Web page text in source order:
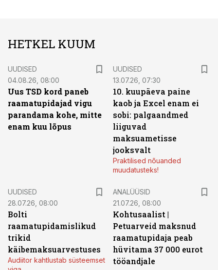
HETKEL KUUM
UUDISED
04.08.26, 08:00
Uus TSD kord paneb
raamatupidajad vigu
parandama kohe, mitte
enam kuu lõpus
UUDISED
13.07.26, 07:30
10. kuupäeva paine
kaob ja Excel enam ei
sobi: palgaandmed
liiguvad
maksuametisse
jooksvalt
Praktilised nõuanded
muudatusteks!
UUDISED
28.07.26, 08:00
Bolti
raamatupidamislikud
trikid
käibemaksuarvestuses
Audiitor kahtlustab süsteemset
ANALÜÜSID
21.07.26, 08:00
Kohtusaalist |
Petuarveid maksnud
raamatupidaja peab
hüvitama 37 000 eurot
tööandjale